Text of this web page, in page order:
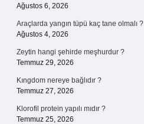
Ağustos 6, 2026
Araçlarda yangın tüpü kaç tane olmalı ?
Ağustos 4, 2026
Zeytin hangi şehirde meşhurdur ?
Temmuz 29, 2026
Kıngdom nereye bağlıdır ?
Temmuz 27, 2026
Klorofil protein yapılı mıdır ?
Temmuz 25, 2026